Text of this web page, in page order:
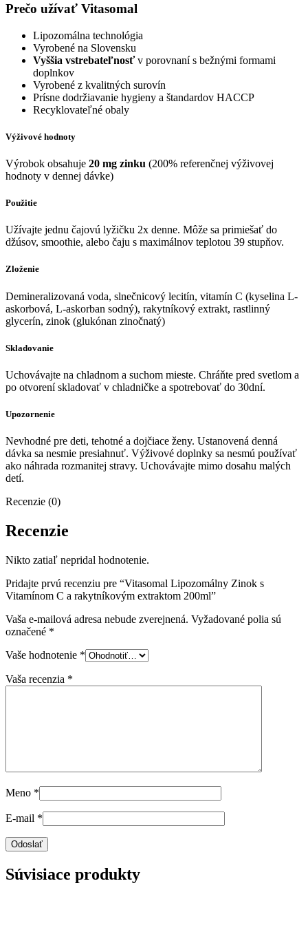
Prečo užívať Vitasomal
Lipozomálna technológia
Vyrobené na Slovensku
Vyššia vstrebateľnosťv porovnaní s bežnými formami
doplnkov
Vyrobené z kvalitných surovín
Prísne dodržiavanie hygieny a štandardov HACCP
Recyklovateľné obaly
Výživové hodnoty
Výrobok obsahuje 20 mg zinku (200% referenčnej výživovej
hodnoty v dennej dávke)
Použitie
Užívajte jednu čajovú lyžičku 2x denne. Môže sa primiešať do
džúsov, smoothie, alebo čaju s maximálnov teplotou 39 stupňov.
Zloženie
Demineralizovaná voda, slnečnicový lecitín, vitamín C (kyselina L-
askorbová, L-askorban sodný), rakytníkový extrakt, rastlinný
glycerín, zinok (glukónan zinočnatý)
Skladovanie
Uchovávajte na chladnom a suchom mieste. Chráňte pred svetlom a
po otvorení skladovať v chladničke a spotrebovať do 30dní.
Upozornenie
Nevhodné pre deti, tehotné a dojčiace ženy. Ustanovená denná
dávka sa nesmie presiahnuť. Výživové doplnky sa nesmú používať
ako náhrada rozmanitej stravy. Uchovávajte mimo dosahu malých
detí.
Recenzie (0)
Recenzie
Nikto zatiaľ nepridal hodnotenie.
Pridajte prvú recenziu pre “Vitasomal Lipozomálny Zinok s
Vitamínom C a rakytníkovým extraktom 200ml”
Vaša e-mailová adresa nebude zverejnená. Vyžadované polia sú
označené *
Vaše hodnotenie *
Vaša recenzia *
Meno *
E-mail *
Súvisiace produkty